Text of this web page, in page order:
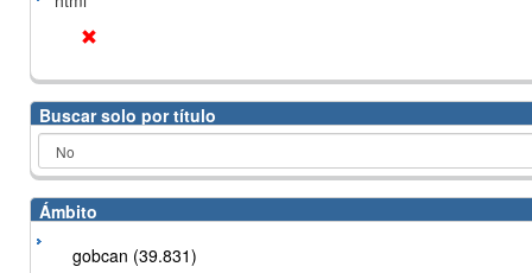
Buscar solo por título
Ámbito
gobcan (39.831)